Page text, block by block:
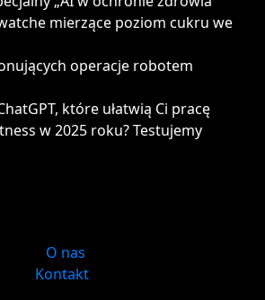
mierzące poziom cukru we
operacje robotem
które ułatwią Ci pracę
w 2025 roku? Testujemy
O nas
Kontakt